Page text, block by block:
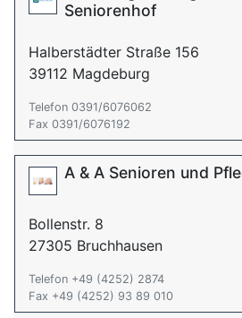
Seniorenhof
Halberstädter Straße 156
39112 Magdeburg
Telefon 0391/6076062
Fax 0391/6076192
A & A Senioren und
Bollenstr. 8
27305 Bruchhausen
Telefon +49 (4252) 2874
Fax +49 (4252) 93 89 010